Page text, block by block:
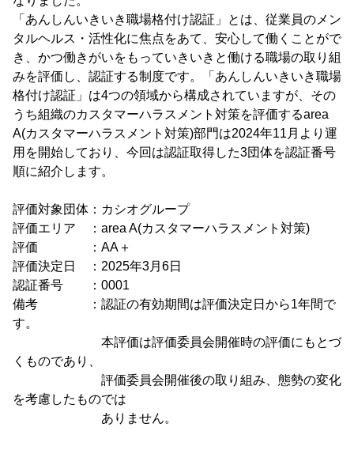
「あんしんいきいき職場格付け認証」とは、従業員のメン
タルヘルス・活性化に焦点をあて、安心して働くことがで
き、かつ働きがいをもっていきいきと働ける職場の取り組
みを評価し、認証する制度です。「あんしんいきいき職場
格付け認証」は4つの領域から構成されていますが、その
うち組織のカスタマーハラスメント対策を評価するarea
A(カスタマーハラスメント対策)部門は2024年11月より運
用を開始しており、今回は認証取得した3団体を認証番号
順に紹介します。
評価対象団体：カシオグループ
評価エリア ：area A(カスタマーハラスメント対策)
評価 ：AA＋
評価決定日 ：2025年3月6日
認証番号 ：0001
備考 ：認証の有効期間は評価決定日から1年間で
す。
本評価は評価委員会開催時の評価にもとづ
くものであり、
評価委員会開催後の取り組み、態勢の変化
を考慮したものでは
ありません。